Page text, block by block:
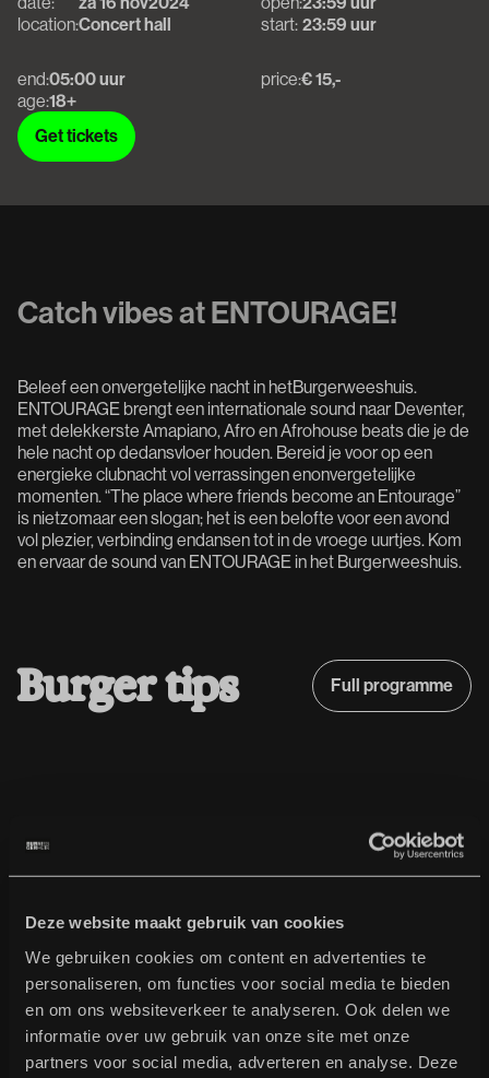
Deze website maakt gebruik van cookies
We gebruiken cookies om content en advertenties te
personaliseren, om functies voor social media te bieden
en om ons websiteverkeer te analyseren. Ook delen we
informatie over uw gebruik van onze site met onze
partners voor social media, adverteren en analyse. Deze
location:Concert hall
start: 23:59 uur
end:
age:
05:00 uur
18+
price:€ 15,-
Get tickets
Catch vibes at ENTOURAGE!
Beleef een onvergetelijke nacht in hetBurgerweeshuis.
ENTOURAGE brengt een internationale sound naar Deventer,
met delekkerste Amapiano, Afro en Afrohouse beats die je de
hele nacht op dedansvloer houden. Bereid je voor op een
energieke clubnacht vol verrassingen enonvergetelijke
momenten. “The place where friends become an Entourage”
is nietzomaar een slogan; het is een belofte voor een avond
vol plezier, verbinding endansen tot in de vroege uurtjes. Kom
en ervaar de sound van ENTOURAGE in het Burgerweeshuis.
Burger tips
Full programme